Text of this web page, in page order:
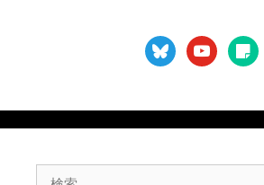
blueskyyoutubesticky-
note